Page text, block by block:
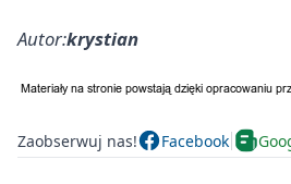
Autor:krystian
Zaobserwuj nas! Facebook